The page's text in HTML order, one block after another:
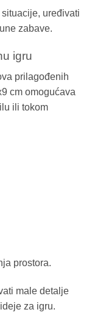
uređivati
zabave.
igru
prilagođenih
cm omogućava
ili tokom
prostora.
male detalje
za igru.